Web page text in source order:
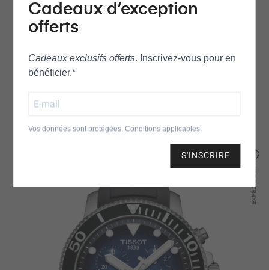
Référence T1534204705101
EXPÉDIÉ
Cadeaux d’exception
offerts
Cadeaux exclusifs offerts. Inscrivez‑vous pour en
bénéficier.*
Vos données sont protégées. Conditions applicables.
S'INSCRIRE